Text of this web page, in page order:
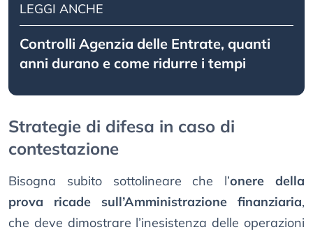
LEGGI ANCHE
Controlli Agenzia delle Entrate, quanti
anni durano e come ridurre i tempi
Strategie di difesa in caso di
contestazione
Bisogna subito sottolineare che l’onere della
prova ricade sull’Amministrazione finanziaria,
che deve dimostrare l’inesistenza delle operazioni